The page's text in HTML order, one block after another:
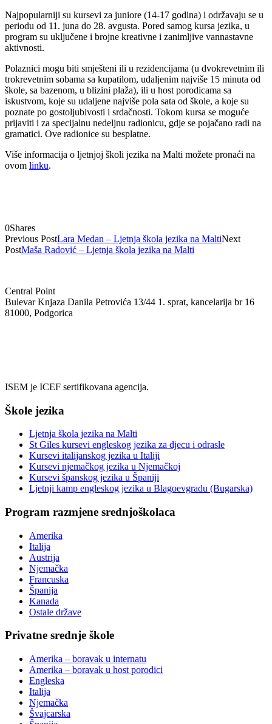
Najpopularniji su kursevi za juniore (14-17 godina) i održavaju se u
periodu od 11. juna do 28. avgusta. Pored samog kursa jezika, u
program su uključene i brojne kreativne i zanimljive vannastavne
aktivnosti.
Polaznici mogu biti smješteni ili u rezidencijama (u dvokrevetnim ili
trokrevetnim sobama sa kupatilom, udaljenim najviše 15 minuta od
škole, sa bazenom, u blizini plaža), ili u host porodicama sa
iskustvom, koje su udaljene najviše pola sata od škole, a koje su
poznate po gostoljubivosti i srdačnosti. Tokom kursa se moguće
prijaviti i za specijalnu nedeljnu radionicu, gdje se pojačano radi na
gramatici. Ove radionice su besplatne.
Više informacija o ljetnjoj školi jezika na Malti možete pronaći na
ovom linku.
0Shares
Previous PostLara Medan – Ljetnja škola jezika na MaltiNext
PostMaša Radović – Ljetnja škola jezika na Malti
Central Point
Bulevar Knjaza Danila Petrovića 13/44 1. sprat, kancelarija br 16
81000, Podgorica
ISEM je ICEF sertifikovana agencija.
Škole jezika
Ljetnja škola jezika na Malti
St Giles kursevi engleskog jezika za djecu i odrasle
Kursevi italijanskog jezika u Italiji
Kursevi njemačkog jezika u Njemačkoj
Kursevi španskog jezika u Španiji
Ljetnji kamp engleskog jezika u Blagoevgradu (Bugarska)
Program razmjene srednjoškolaca
Amerika
Italija
Austrija
Njemačka
Francuska
Španija
Kanada
Ostale države
Privatne srednje škole
Amerika – boravak u internatu
Amerika – boravak u host porodici
Engleska
Italija
Njemačka
Švajcarska